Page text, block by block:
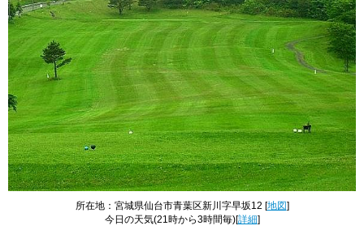
所在地：宮城県仙台市青葉区新川字早坂12 [地図]
今日の天気(21時から3時間毎)[詳細]